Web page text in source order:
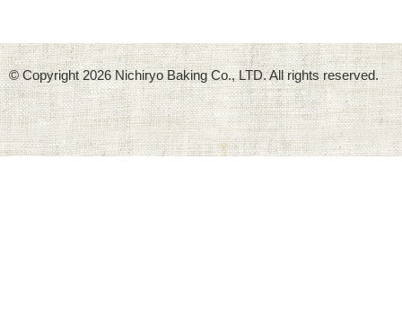
© Copyright2026 Nichiryo Baking Co., LTD. All rights reserved.